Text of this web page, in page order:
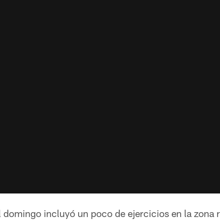
domingo incluyó un poco de ejercicios en la zona